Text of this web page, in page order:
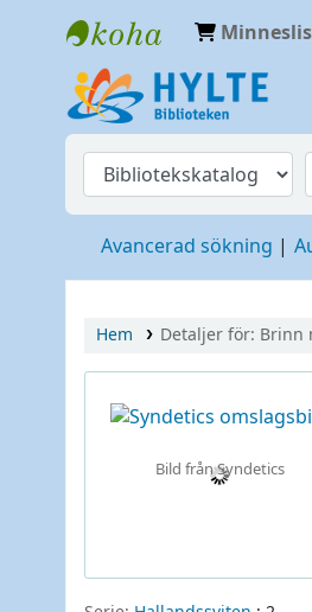
Hylte
Avancerad sökning
Hem Detaljer för: Brinn
Bild från Syndetics